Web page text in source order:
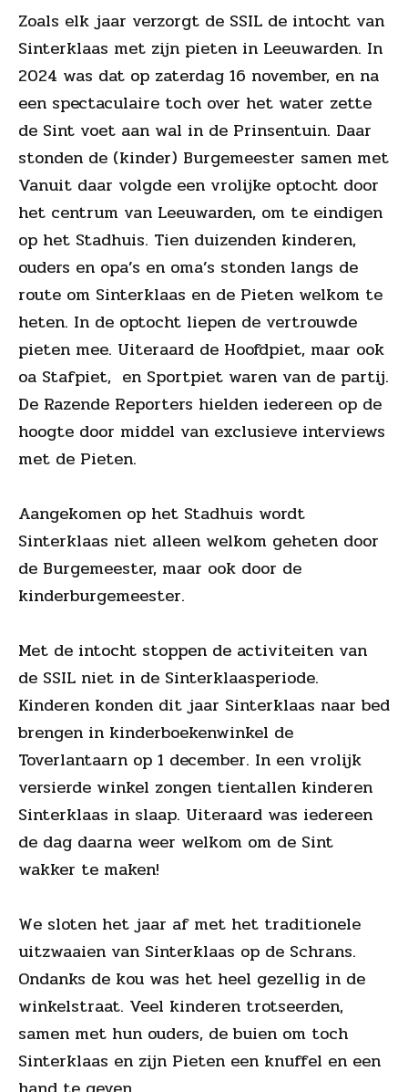
Zoals elk jaar verzorgt de SSIL de intocht van
Sinterklaas met zijn pieten in Leeuwarden. In
2024 was dat op zaterdag 16 november, en na
een spectaculaire toch over het water zette
de Sint voet aan wal in de Prinsentuin. Daar
stonden de (kinder) Burgemeester samen met
Vanuit daar volgde een vrolijke optocht door
het centrum van Leeuwarden, om te eindigen
op het Stadhuis. Tien duizenden kinderen,
ouders en opa’s en oma’s stonden langs de
route om Sinterklaas en de Pieten welkom te
heten. In de optocht liepen de vertrouwde
pieten mee. Uiteraard de Hoofdpiet, maar ook
oa Stafpiet, en Sportpiet waren van de partij.
De Razende Reporters hielden iedereen op de
hoogte door middel van exclusieve interviews
met de Pieten.
Aangekomen op het Stadhuis wordt
Sinterklaas niet alleen welkom geheten door
de Burgemeester, maar ook door de
kinderburgemeester.
Met de intocht stoppen de activiteiten van
de SSIL niet in de Sinterklaasperiode.
Kinderen konden dit jaar Sinterklaas naar bed
brengen in kinderboekenwinkel de
Toverlantaarn op 1 december. In een vrolijk
versierde winkel zongen tientallen kinderen
Sinterklaas in slaap. Uiteraard was iedereen
de dag daarna weer welkom om de Sint
wakker te maken!
We sloten het jaar af met het traditionele
uitzwaaien van Sinterklaas op de Schrans.
Ondanks de kou was het heel gezellig in de
winkelstraat. Veel kinderen trotseerden,
samen met hun ouders, de buien om toch
Sinterklaas en zijn Pieten een knuffel en een